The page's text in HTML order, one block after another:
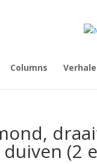
Columns
(2